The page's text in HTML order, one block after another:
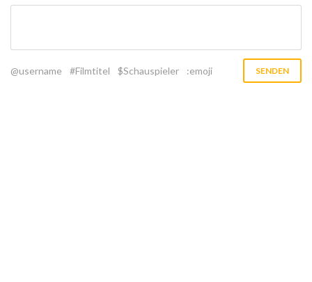
@username #Filmtitel $Schauspieler :emoji